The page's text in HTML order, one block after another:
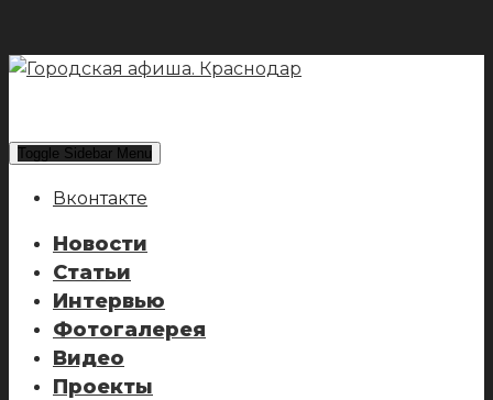
Toggle Sidebar Menu
Вконтакте
Новости
Статьи
Интервью
Фотогалерея
Видео
Проекты